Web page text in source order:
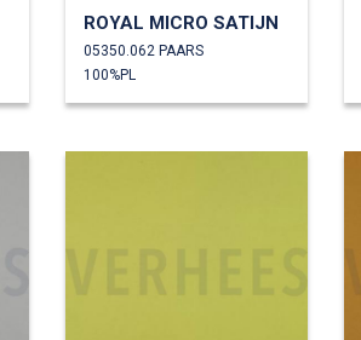
ROYAL MICRO SATIJN
05350.062 PAARS
100%PL